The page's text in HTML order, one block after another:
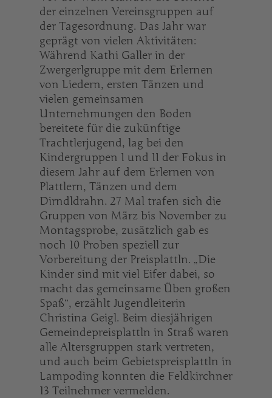
der einzelnen Vereinsgruppen auf
der Tagesordnung. Das Jahr war
geprägt von vielen Aktivitäten:
Während Kathi Galler in der
Zwergerlgruppe mit dem Erlernen
von Liedern, ersten Tänzen und
vielen gemeinsamen
Unternehmungen den Boden
bereitete für die zukünftige
Trachtlerjugend, lag bei den
Kindergruppen I und II der Fokus in
diesem Jahr auf dem Erlernen von
Plattlern, Tänzen und dem
Dirndldrahn. 27 Mal trafen sich die
Gruppen von März bis November zu
Montagsprobe, zusätzlich gab es
noch 10 Proben speziell zur
Vorbereitung der Preisplattln. „Die
Kinder sind mit viel Eifer dabei, so
macht das gemeinsame Üben großen
Spaß“, erzählt Jugendleiterin
Christina Geigl. Beim diesjährigen
Gemeindepreisplattln in Straß waren
alle Altersgruppen stark vertreten,
und auch beim Gebietspreisplattln in
Lampoding konnten die Feldkirchner
13 Teilnehmer vermelden.